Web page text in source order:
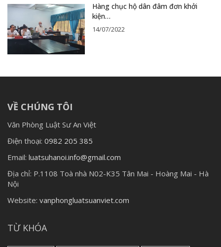
Hàng chục hộ dân đâm đơn khởi
kiện…
14/07/2022
VỀ CHÚNG TÔI
Văn Phòng Luật Sư An Việt
Điện thoại: 0982 205 385
Email: luatsuhanoi.info@gmail.com
Địa chỉ: P.1108 Toà nhà N02-K35 Tân Mai - Hoàng Mai - Hà
Nội
Website: vanphongluatsuanviet.com
TỪ KHÓA